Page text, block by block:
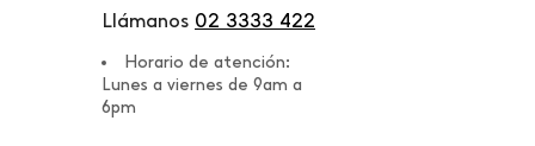
Llámanos 02 3333 422
Horario de atención:
Lunes a viernes de 9am a
6pm